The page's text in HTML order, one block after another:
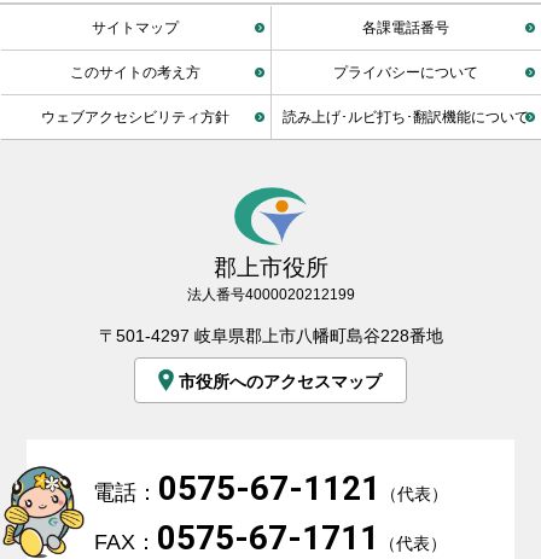
サイトマップ 各課電話番号
このサイトの考え方 プライバシーについて
ウェブアクセシビリティ方針 読み上げ･ルビ打ち･翻訳機能について
郡上市役所
法人番号4000020212199
〒501-4297 岐阜県郡上市八幡町島谷228番地
市役所へのアクセスマップ
電話： 0575-67-1121 （代表）
FAX： 0575-67-1711 （代表）